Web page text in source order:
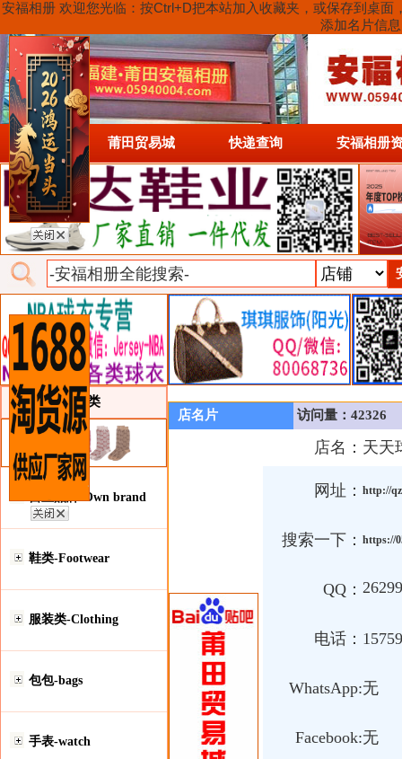
安福相册 欢迎您光临：按Ctrl+D把本站加入收藏夹，或保存到桌
添加名片信
首页 莆田贸易城 快递查询 安福相册
类目详细分类
自主品牌-Own brand
鞋类-Footwear
服装类-Clothing
包包-bags
手表-watch
店名片 访问量：42326
店名： 天天
网址： http://
搜索一下： https://
QQ：
电话：
WhatsApp:无
Facebook:无